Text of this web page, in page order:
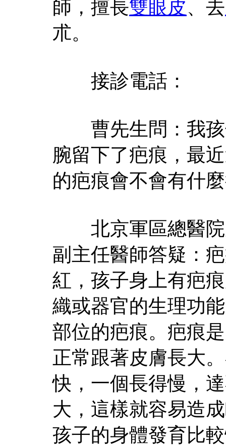
師，擅長雙眼皮、去
朮。
接診電話：
曹先生問：我孩
腕留下了疤痕，最
的疤痕會不會有什
北京軍區總醫院
副主任醫師答疑：
紅，孩子身上有疤
織或器官的生理功
部位的疤痕。疤痕
正常跟著皮膚長大
快，一個長得慢，
大，這樣就容易造
孩子的身體發育比